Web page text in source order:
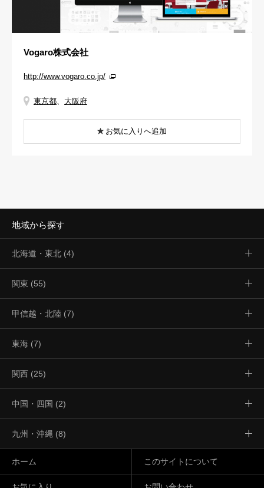
Vogaro株式会社
http://www.vogaro.co.jp/
東京都 大阪府
お気に入りへ追加
地域から探す
北海道・東北 (4)
関東 (55)
甲信越・北陸 (7)
東海 (7)
関西 (25)
中国・四国 (2)
九州・沖縄 (8)
ホーム このサイトについて